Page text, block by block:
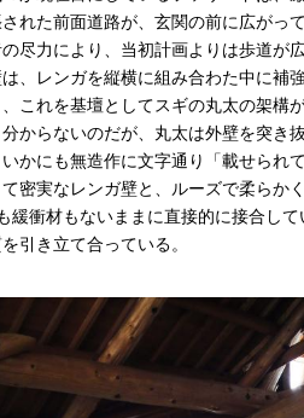
れた前面道路が、玄関の前に広がっ
尽力により、当初計画よりは歩道が
、レンガを縦横に組み合わた中に補
これを基壇としてスギの丸太の架構
からないのだが、丸太は外壁を突き
かにも無造作に文字通り「載せられ
密実なレンガ壁と、ルーズで柔らか
緩衝材もないままに直接的に接合し
引き立て合っている。